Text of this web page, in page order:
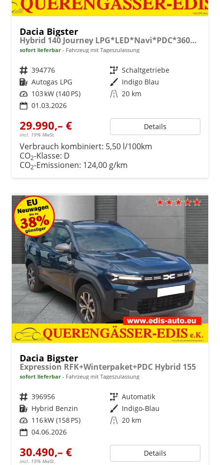
Dacia Bigster
Hybrid 140 Journey LPG*LED*Navi*PDC*360*Shzg*SD*19"
sofort lieferbar Fahrzeug mit Tageszulassung
Fahrzeugnr. 394776 Getriebe Schaltgetriebe
Kraftstoff Autogas LPG Außenfarbe Indigo Blau
Leistung 103 kW (140 PS) Kilometerstand 20 km
01.03.2026
29.990,– €
incl. 19% MwSt.
Details
Verbrauch kombiniert: 5,50 l/100km
CO2-Klasse: D
CO2-Emissionen: 124,00 g/km
Dacia Bigster
Expression RFK+Winterpaket+PDC Hybrid 155
sofort lieferbar Fahrzeug mit Tageszulassung
Fahrzeugnr. 396956 Getriebe Automatik
Kraftstoff Hybrid Benzin Außenfarbe Indigo-Blau
Leistung 116 kW (158 PS) Kilometerstand 20 km
04.06.2026
30.490,– €
incl. 19% MwSt.
Details